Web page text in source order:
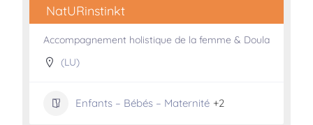
NatURinstinkt
Accompagnement holistique de la femme & Doula
(LU)
Enfants – Bébés – Maternité +2